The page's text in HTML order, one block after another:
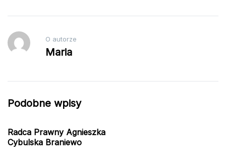
O autorze
Maria
Podobne wpisy
Radca Prawny Agnieszka
Cybulska Braniewo